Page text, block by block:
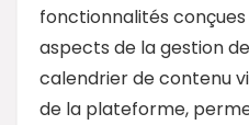
fonctionnalités
aspects de la gestion
calendrier de contenu
de la plateforme,